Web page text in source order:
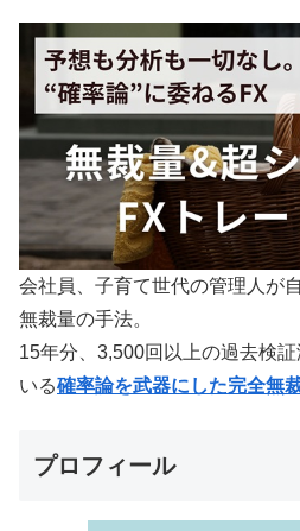
会社員、子育て世代の管理人が
無裁量の手法。
15年分、3,500回以上の過去検
いる確率論を武器にした完全無
プロフィール